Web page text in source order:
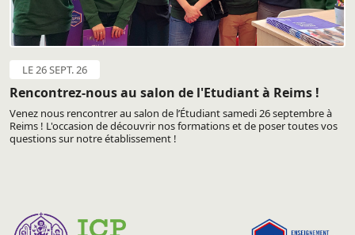
LE 26 SEPT. 26
Rencontrez-nous au salon de l'Etudiant à Reims !
Venez nous rencontrer au salon de l’Étudiant samedi 26 septembre à
Reims ! L'occasion de découvrir nos formations et de poser toutes vos
questions sur notre établissement !